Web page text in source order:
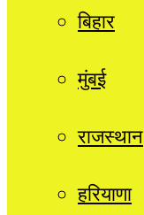
बिहार
मुंबई
राजस्थान
हरियाणा